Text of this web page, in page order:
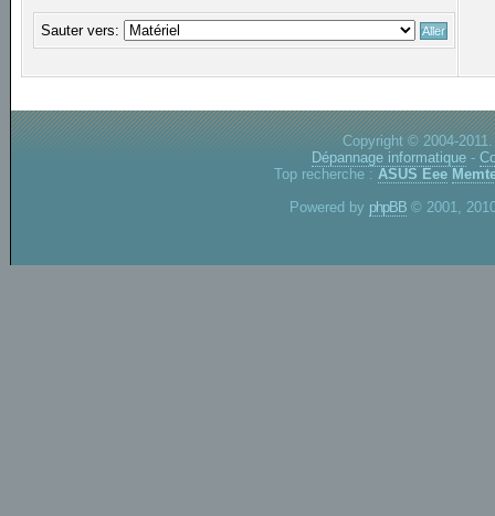
Sauter vers:
Copyright © 2004-
Dépannage informatique -
Top recherche : ASUS Eee
Powered by phpBB © 2001,